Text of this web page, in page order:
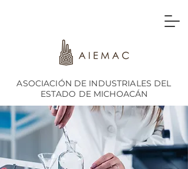
ASOCIACIÓN DE INDUSTRIALES DEL
ESTADO DE MICHOACÁN